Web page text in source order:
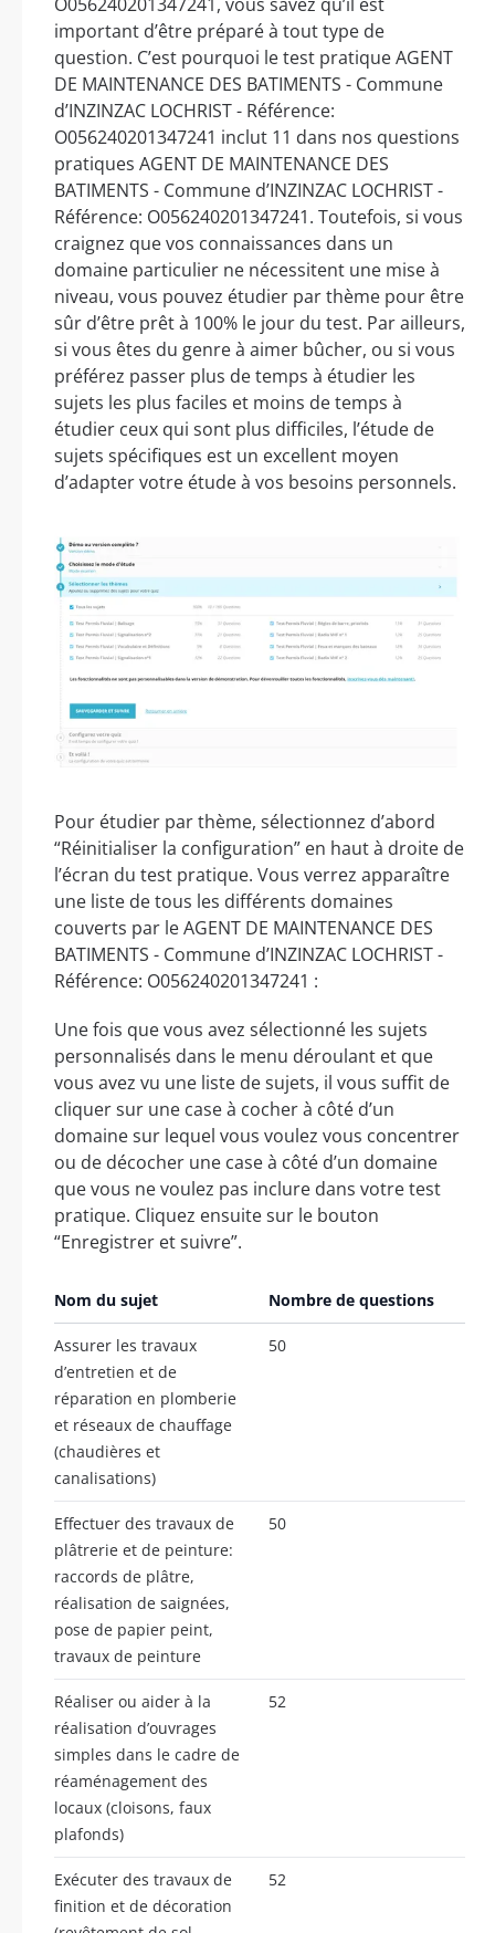
important d’être préparé à tout type de
question. C’est pourquoi le test pratique AGENT
DE MAINTENANCE DES BATIMENTS - Commune
d’INZINZAC LOCHRIST - Référence:
O056240201347241 inclut 11 dans nos questions
pratiques AGENT DE MAINTENANCE DES
BATIMENTS - Commune d’INZINZAC LOCHRIST -
Référence: O056240201347241. Toutefois, si vous
craignez que vos connaissances dans un
domaine particulier ne nécessitent une mise à
niveau, vous pouvez étudier par thème pour être
sûr d’être prêt à 100% le jour du test. Par ailleurs,
si vous êtes du genre à aimer bûcher, ou si vous
préférez passer plus de temps à étudier les
sujets les plus faciles et moins de temps à
étudier ceux qui sont plus difficiles, l’étude de
sujets spécifiques est un excellent moyen
d’adapter votre étude à vos besoins personnels.
Pour étudier par thème, sélectionnez d’abord
“Réinitialiser la configuration” en haut à droite de
l’écran du test pratique. Vous verrez apparaître
une liste de tous les différents domaines
couverts par le AGENT DE MAINTENANCE DES
BATIMENTS - Commune d’INZINZAC LOCHRIST -
Référence: O056240201347241 :
Une fois que vous avez sélectionné les sujets
personnalisés dans le menu déroulant et que
vous avez vu une liste de sujets, il vous suffit de
cliquer sur une case à cocher à côté d’un
domaine sur lequel vous voulez vous concentrer
ou de décocher une case à côté d’un domaine
que vous ne voulez pas inclure dans votre test
pratique. Cliquez ensuite sur le bouton
“Enregistrer et suivre”.
Nom du sujet Nombre de questions
Assurer les travaux
d’entretien et de
réparation en plomberie
et réseaux de chauffage
(chaudières et
canalisations)
50
Effectuer des travaux de
plâtrerie et de peinture:
raccords de plâtre,
réalisation de saignées,
pose de papier peint,
travaux de peinture
50
Réaliser ou aider à la
réalisation d’ouvrages
simples dans le cadre de
réaménagement des
locaux (cloisons, faux
plafonds)
52
Exécuter des travaux de
finition et de décoration
52